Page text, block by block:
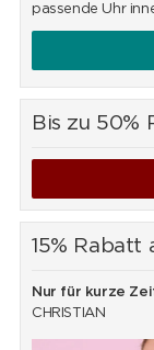
passende Uhr
Bis zu 50%
15% Rabatt
Nur für kurze
CHRISTIAN